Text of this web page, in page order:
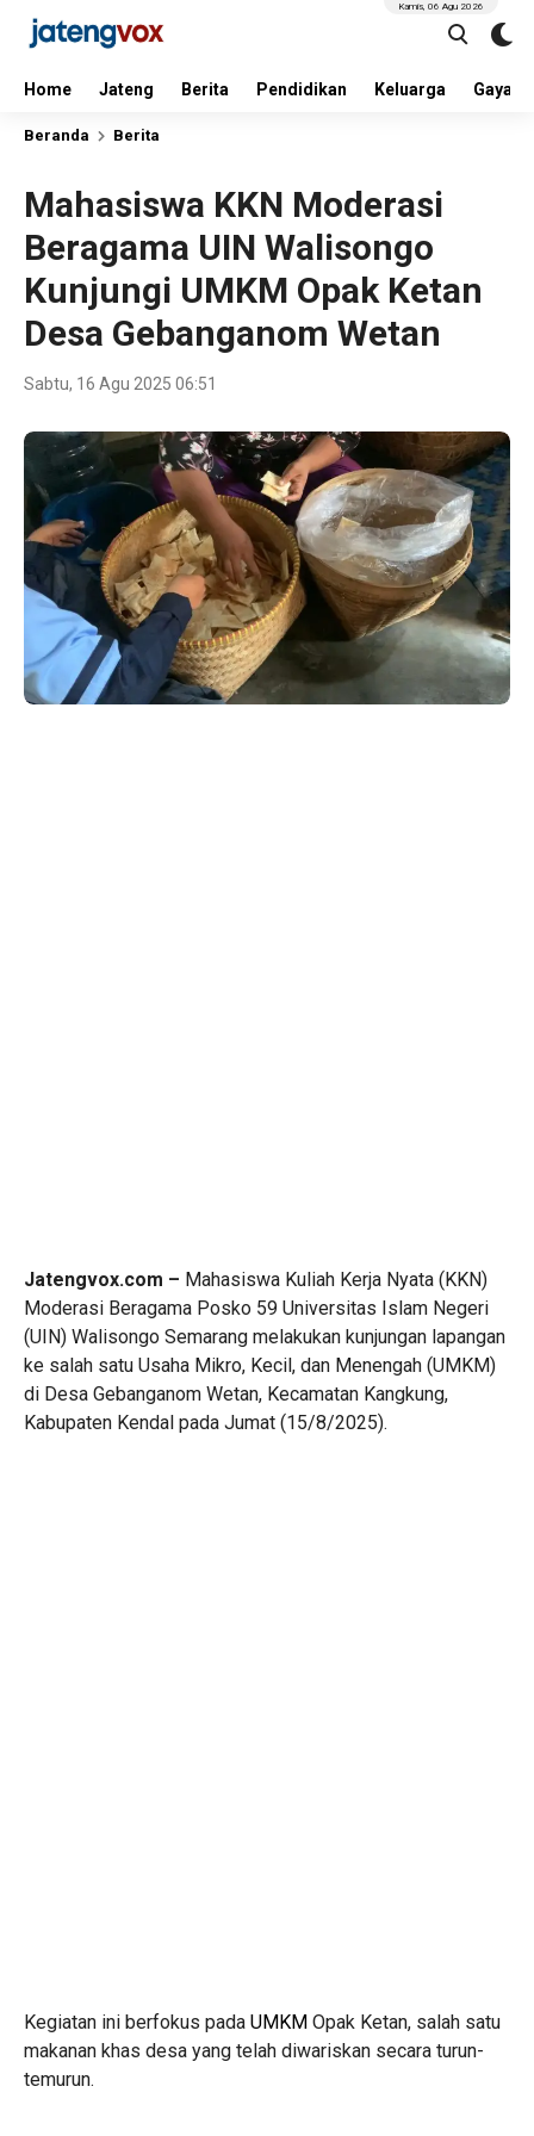
Home Jateng Berita Pendidikan Keluarga Gaya
Kamis, 06 Agu 2026
Beranda Berita
Mahasiswa KKN Moderasi
Beragama UIN Walisongo
Kunjungi UMKM Opak Ketan
Desa Gebanganom Wetan
Sabtu, 16 Agu 2025 06:51
Jatengvox.com – Mahasiswa Kuliah Kerja Nyata (KKN)
Moderasi Beragama Posko 59 Universitas Islam Negeri
(UIN) Walisongo Semarang melakukan kunjungan lapangan
ke salah satu Usaha Mikro, Kecil, dan Menengah (UMKM)
di Desa Gebanganom Wetan, Kecamatan Kangkung,
Kabupaten Kendal pada Jumat (15/8/2025).
Kegiatan ini berfokus pada UMKM Opak Ketan, salah satu
makanan khas desa yang telah diwariskan secara turun-
temurun.